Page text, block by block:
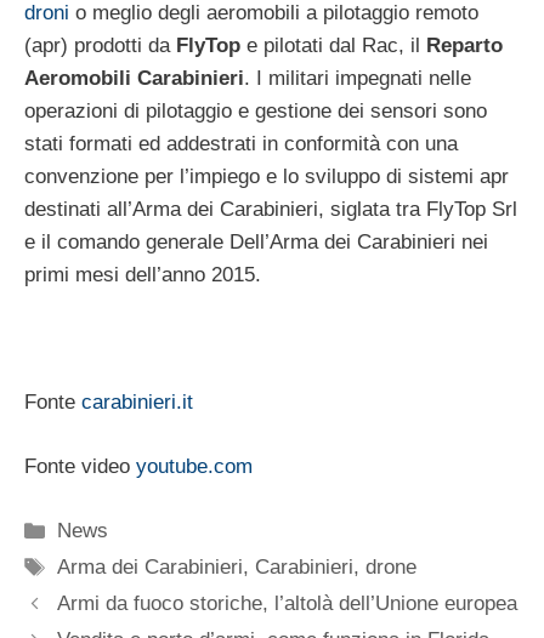
droni o meglio degli aeromobili a pilotaggio remoto
(apr) prodotti da FlyTop e pilotati dal Rac, il
Reparto
Aeromobili Carabinieri. I militari impegnati nelle
operazioni di pilotaggio e gestione dei sensori sono
stati formati ed addestrati in conformità con una
convenzione per l’impiego e lo sviluppo di sistemi apr
destinati all’Arma dei Carabinieri, siglata tra FlyTop Srl
e il comando generale Dell’Arma dei Carabinieri nei
primi mesi dell’anno 2015.
Fonte carabinieri.it
Fonte video youtube.com
Categorie
News
Tag
Arma dei Carabinieri, Carabinieri,drone
Armi da fuoco storiche, l’altolà dell’Unione europea